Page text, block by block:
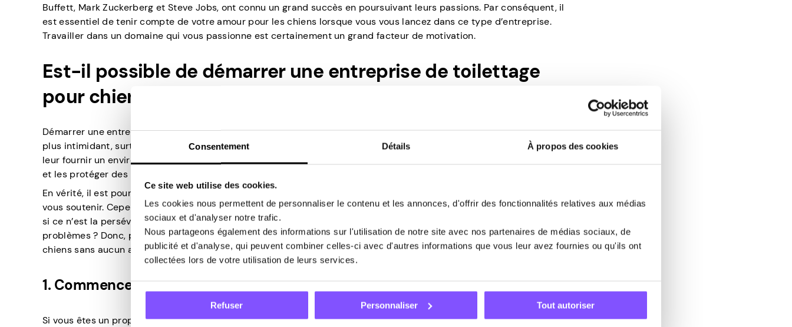
Consentement Détails À propos des cookies
Ce site web utilise des cookies.
Les cookies nous permettent de personnaliser le contenu et les annonces, d'offrir des fonctionnalités relatives aux médias
sociaux et d'analyser notre trafic.
Nous partageons également des informations sur l'utilisation de notre site avec nos partenaires de médias sociaux, de
publicité et d'analyse, qui peuvent combiner celles-ci avec d'autres informations que vous leur avez fournies ou qu'ils ont
collectées lors de votre utilisation de leurs services.
Refuser Personnaliser Tout autoriser
Buffett, Mark Zuckerberg et Steve Jobs, ont connu un grand succès en poursuivant leurs passions. Par conséquent, il
est essentiel de tenir compte de votre amour pour les chiens lorsque vous vous lancez dans ce type d’entreprise.
Travailler dans un domaine qui vous passionne est certainement un grand facteur de motivation.
Est-il possible de démarrer une entreprise de toilettage
pour chiens sans argent ?
Démarrer une entreprise sans argent est, sans aucun doute, un défi. Avec les soins pour chiens, cela peut même être
plus intimidant, surtout parce que vous avez le devoir de protéger les animaux dont vous avez la charge. Vous devez
leur fournir un environnement approprié, un régime alimentaire approprié pendant qu’ils sont sous votre surveillance
et les protéger des blessures ou des maladies pendant que vous leur donnez une toute nouvelle coiffure.
En vérité, il est pour le moins difficile de répondre à ces exigences sans les ressources financières nécessaires pour
vous soutenir. Cependant, ce n’est pas impossible. Quelle est la marque d’un entrepreneur qui vaut son pesant d’or
si ce n’est la persévérance, le dévouement et, enfin et surtout, des compétences créatives en résolution de
problèmes ? Donc, pour répondre à votre question, oui, il est possible de démarrer une entreprise de toilettage pour
chiens sans aucun argent. Voici comment procéder :
1. Commencez avec l’équipement que vous possédez déjà
Si vous êtes un propriétaire de chien très attentif à l’hygiène de votre ami à quatre pattes, il y a de fortes chances